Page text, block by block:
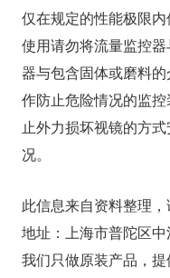
仅在规定的性能极限
使用请勿将流量监控
器与包含固体或磨料
作防止危险情况的监
止外力损坏视镜的方
况。
此信息来自资料整理
地址：上海市普陀区中
我们只做原装产品，提